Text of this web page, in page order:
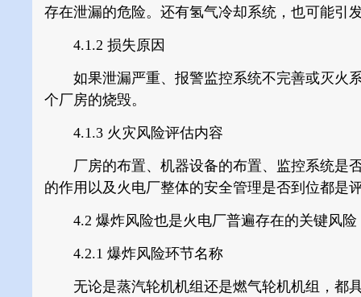
存在泄漏的危险。还有氢气冷却系统，也可能引
4.1.2 损失原因
如果泄漏严重、报警监控系统不完善或灭火
个厂房的烧毁。
4.1.3 火灾风险评估内容
厂房的布置、机器设备的布置、监控系统是
的作用以及火电厂整体的安全管理是否到位都是
4.2 爆炸风险也是火电厂普遍存在的关键风险
4.2.1 爆炸风险环节名称
无论是蒸汽轮机机组还是燃气轮机机组，都